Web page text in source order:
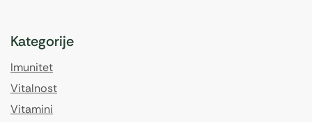
Kategorije
Imunitet
Vitalnost
Vitamini